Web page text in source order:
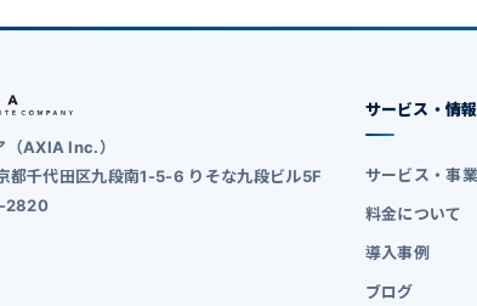
（AXIA Inc.）
都千代田区九段南1-5-6 りそな九段ビル5F
2820
サービス・情報
サービス・事
料金について
導入事例
ブログ